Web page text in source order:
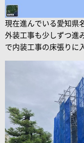
現在進んでいる愛知県
外装工事も少しずつ進
で内装工事の床張りに